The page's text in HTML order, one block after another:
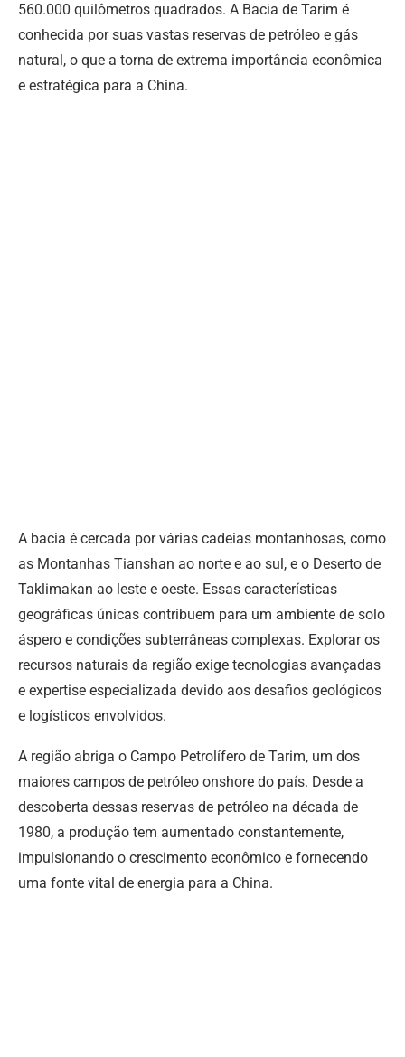
560.000 quilômetros quadrados. A Bacia de Tarim é
conhecida por suas vastas reservas de petróleo e gás
natural, o que a torna de extrema importância econômica
e estratégica para a China.
A bacia é cercada por várias cadeias montanhosas, como
as Montanhas Tianshan ao norte e ao sul, e o Deserto de
Taklimakan ao leste e oeste. Essas características
geográficas únicas contribuem para um ambiente de solo
áspero e condições subterrâneas complexas. Explorar os
recursos naturais da região exige tecnologias avançadas
e expertise especializada devido aos desafios geológicos
e logísticos envolvidos.
A região abriga o Campo Petrolífero de Tarim, um dos
maiores campos de petróleo onshore do país. Desde a
descoberta dessas reservas de petróleo na década de
1980, a produção tem aumentado constantemente,
impulsionando o crescimento econômico e fornecendo
uma fonte vital de energia para a China.